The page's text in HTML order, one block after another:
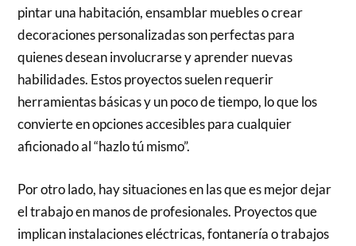
pintar una habitación, ensamblar muebles o crear
decoraciones personalizadas son perfectas para
quienes desean involucrarse y aprender nuevas
habilidades. Estos proyectos suelen requerir
herramientas básicas y un poco de tiempo, lo que los
convierte en opciones accesibles para cualquier
aficionado al “hazlo tú mismo”.
Por otro lado, hay situaciones en las que es mejor dejar
el trabajo en manos de profesionales. Proyectos que
implican instalaciones eléctricas, fontanería o trabajos